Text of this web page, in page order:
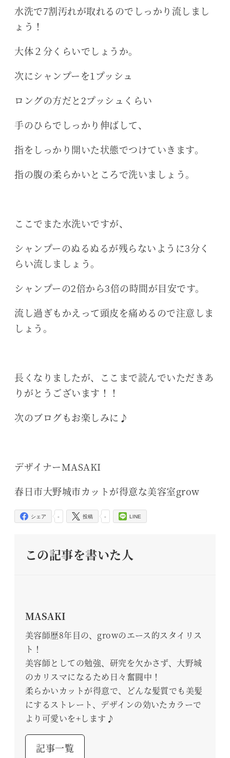
水洗で7割汚れが取れるのでしっかり流しまし
ょう！
大体２分くらいでしょうか。
次にシャンプーを1プッシュ
ロングの方だと2プッシュくらい
手のひらでしっかり伸ばして、
指をしっかり開いた状態でつけていきます。
指の腹の柔らかいところで洗いましょう。
ここでまた水洗いですが、
シャンプーのぬるぬるが残らないように3分く
らい流しましょう。
シャンプーの2倍から3倍の時間が目安です。
流し過ぎもかえって頭皮を痛めるので注意しま
しょう。
長くなりましたが、ここまで読んでいただきあ
りがとうございます！！
次のブログもお楽しみに♪
デザイナーMASAKI
春日市大野城市カットが得意な美容室grow
-
シェア -
投稿 LINE
この記事を書いた人
MASAKI
美容師歴8年目の、growのエース的スタイリス
ト！
美容師としての勉強、研究を欠かさず、大野城
のカリスマになるため日々奮闘中！
柔らかいカットが得意で、どんな髪質でも美髪
にするストレート、デザインの効いたカラーで
より可愛いを+します♪
記事一覧